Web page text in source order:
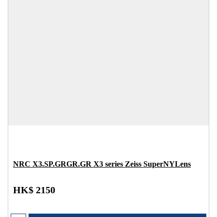
NRC X3.SP.GRGR.GR X3 series Zeiss SuperNYLens
HK$ 2150